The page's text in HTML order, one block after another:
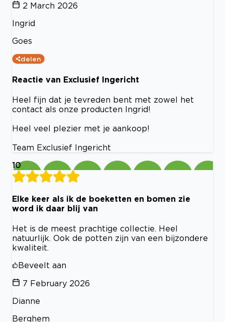
2 March 2026
Ingrid
Goes
delen
Reactie van Exclusief Ingericht
Heel fijn dat je tevreden bent met zowel het
contact als onze producten Ingrid!
Heel veel plezier met je aankoop!
Team Exclusief Ingericht
10
Elke keer als ik de boeketten en bomen zie
word ik daar blij van
Het is de meest prachtige collectie. Heel
natuurlijk. Ook de potten zijn van een bijzondere
kwaliteit.
Beveelt aan
7 February 2026
Dianne
Berghem